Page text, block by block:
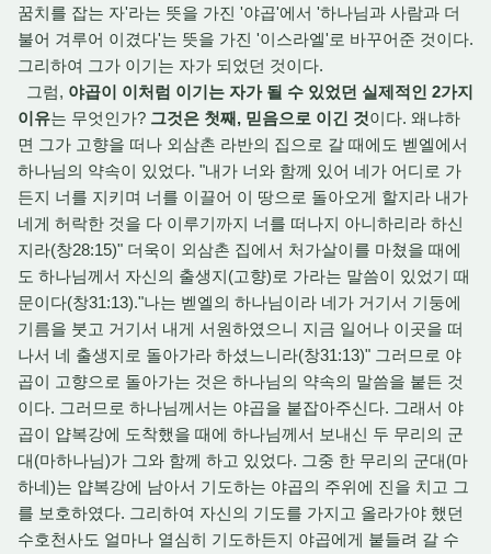
꿈치를 잡는 자'라는 뜻을 가진 '야곱'에서 '하나님과 사람과 더
불어 겨루어 이겼다'는 뜻을 가진 '이스라엘'로 바꾸어준 것이다.
그리하여 그가 이기는 자가 되었던 것이다.
그럼, 야곱이 이처럼 이기는 자가 될 수 있었던 실제적인 2가지
이유는 무엇인가? 그것은 첫째, 믿음으로 이긴 것이다. 왜냐하
면 그가 고향을 떠나 외삼촌 라반의 집으로 갈 때에도 벧엘에서
하나님의 약속이 있었다. "내가 너와 함께 있어 네가 어디로 가
든지 너를 지키며 너를 이끌어 이 땅으로 돌아오게 할지라 내가
네게 허락한 것을 다 이루기까지 너를 떠나지 아니하리라 하신
지라(창28:15)" 더욱이 외삼촌 집에서 처가살이를 마쳤을 때에
도 하나님께서 자신의 출생지(고향)로 가라는 말씀이 있었기 때
문이다(창31:13)."나는 벧엘의 하나님이라 네가 거기서 기둥에
기름을 붓고 거기서 내게 서원하였으니 지금 일어나 이곳을 떠
나서 네 출생지로 돌아가라 하셨느니라(창31:13)" 그러므로 야
곱이 고향으로 돌아가는 것은 하나님의 약속의 말씀을 붙든 것
이다. 그러므로 하나님께서는 야곱을 붙잡아주신다. 그래서 야
곱이 얍복강에 도착했을 때에 하나님께서 보내신 두 무리의 군
대(마하나님)가 그와 함께 하고 있었다. 그중 한 무리의 군대(마
하네)는 얍복강에 남아서 기도하는 야곱의 주위에 진을 치고 그
를 보호하였다. 그리하여 자신의 기도를 가지고 올라가야 했던
수호천사도 얼마나 열심히 기도하든지 야곱에게 붙들려 갈 수